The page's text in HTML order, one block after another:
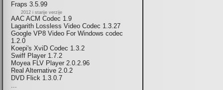
Fraps 3.5.99
2012 i starije verzije
AAC ACM Codec 1.9
Lagarith Lossless Video Codec 1.3.27
Google VP8 Video For Windows codec
1.2.0
Koepi's XviD Codec 1.3.2
Swiff Player 1.7.2
Moyea FLV Player 2.0.2.96
Real Alternative 2.0.2
DVD Flick 1.3.0.7
...